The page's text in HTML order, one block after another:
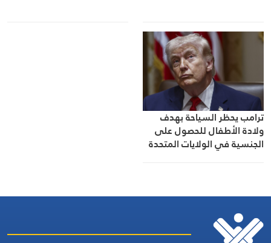
ترامب يحظر السياحة بهدف
ولادة الأطفال للحصول على
الجنسية في الولايات المتحدة